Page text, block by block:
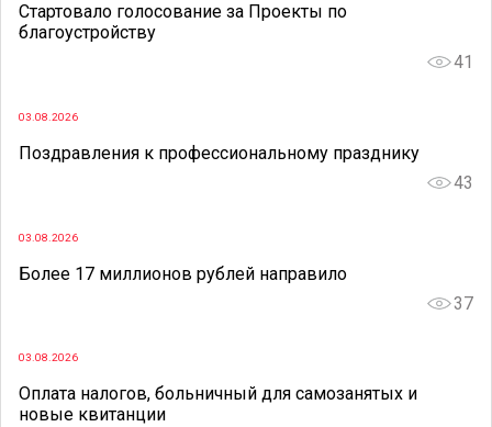
Стартовало голосование за Проекты по
благоустройству
41
03.08.2026
Поздравления к профессиональному празднику
43
03.08.2026
Более 17 миллионов рублей направило
37
03.08.2026
Оплата налогов, больничный для самозанятых и
новые квитанции